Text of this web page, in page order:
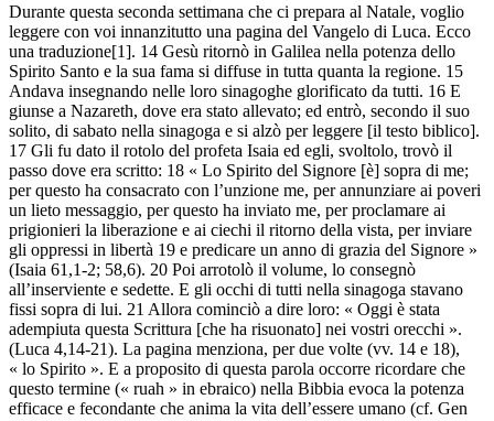
Durante questa seconda settimana che ci prepara al Natale, voglio
leggere con voi innanzitutto una pagina del Vangelo di Luca. Ecco
una traduzione[1]. 14 Gesù ritornò in Galilea nella potenza dello
Spirito Santo e la sua fama si diffuse in tutta quanta la regione. 15
Andava insegnando nelle loro sinagoghe glorificato da tutti. 16 E
giunse a Nazareth, dove era stato allevato; ed entrò, secondo il suo
solito, di sabato nella sinagoga e si alzò per leggere [il testo biblico].
17 Gli fu dato il rotolo del profeta Isaia ed egli, svoltolo, trovò il
passo dove era scritto: 18 « Lo Spirito del Signore [è] sopra di me;
per questo ha consacrato con l’unzione me, per annunziare ai poveri
un lieto messaggio, per questo ha inviato me, per proclamare ai
prigionieri la liberazione e ai ciechi il ritorno della vista, per inviare
gli oppressi in libertà 19 e predicare un anno di grazia del Signore »
(Isaia 61,1-2; 58,6). 20 Poi arrotolò il volume, lo consegnò
all’inserviente e sedette. E gli occhi di tutti nella sinagoga stavano
fissi sopra di lui. 21 Allora cominciò a dire loro: « Oggi è stata
adempiuta questa Scrittura [che ha risuonato] nei vostri orecchi ».
(Luca 4,14-21). La pagina menziona, per due volte (vv. 14 e 18),
« lo Spirito ». E a proposito di questa parola occorre ricordare che
questo termine (« ruah » in ebraico) nella Bibbia evoca la potenza
efficace e fecondante che anima la vita dell’essere umano (cf. Gen